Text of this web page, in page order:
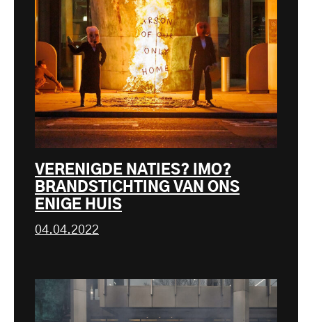
VERENIGDE NATIES? IMO?
BRANDSTICHTING VAN ONS
ENIGE HUIS
04.04.2022